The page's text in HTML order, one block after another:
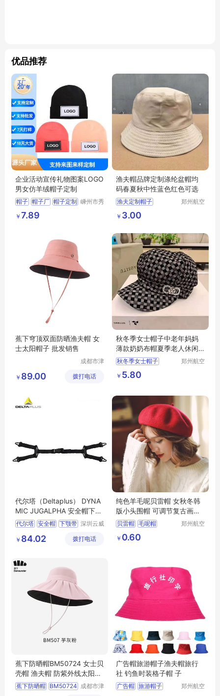
优品推荐
企业活动宣传礼物图案LOGO
男女仿羊绒帽子定制
帽子 帽子厂 帽子定制
仿羊绒帽子
嵊州市秀
￥ 7.89
渔夫帽品牌定制涤纶盆帽均
码春夏秋中性蓝色红色可选
渔夫定制帽子
郑州航空
￥ 3.00
蕉下穹顶双面防晒渔夫帽 女
士太阳帽子 批发销售
成都市津
技有限公
￥ 89.00 拨打电话
秋冬季女士帽子中老年妈妈
薄款奶奶布帽夏季老人休闲
鸭舌帽时装帽
秋冬季女士帽子
鸭舌帽时装帽
郑州航空
￥ 5.80
代尔塔（Deltaplus） DYNA
MIC JUGALPHA 安全帽下颚
带Y形 102015
代尔塔 安全帽 下颚带 深圳云威
有限公司
￥ 84.02 拨打电话
纯色羊毛呢贝雷帽 女秋冬韩
版小头围帽 可调节复古画家
帽 冬季帽子
贝雷帽 毛呢帽
冬季帽子
郑州航空
￥ 0.60
蕉下防晒帽BM50724 女士贝
壳帽 渔夫帽 防紫外线太阳帽
子
蕉下防晒帽 BM50724 成都市津
广告帽旅游帽子渔夫帽旅行
社 钓鱼时装格子帽 子
广告帽 旅游帽子
郑州航空